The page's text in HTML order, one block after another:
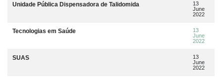
Unidade Pública Dispensadora de Talidomida
13
June
2022
Tecnologias em Saúde
13
June
2022
SUAS
13
June
2022